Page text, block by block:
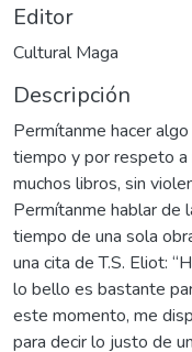
Editor
Cultural Maga
Descripción
Permítanme hacer
tiempo y por respeto a
muchos libros, sin
Permítanme hablar de
tiempo de una sola
una cita de T.S. Eliot:
lo bello es bastante
este momento, me
para decir lo justo de